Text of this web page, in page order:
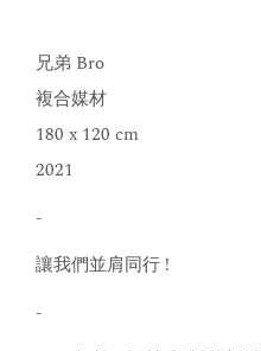
兄弟 Bro
複合媒材
180 x 120 cm
2021
-
讓我們並肩同行 !
-